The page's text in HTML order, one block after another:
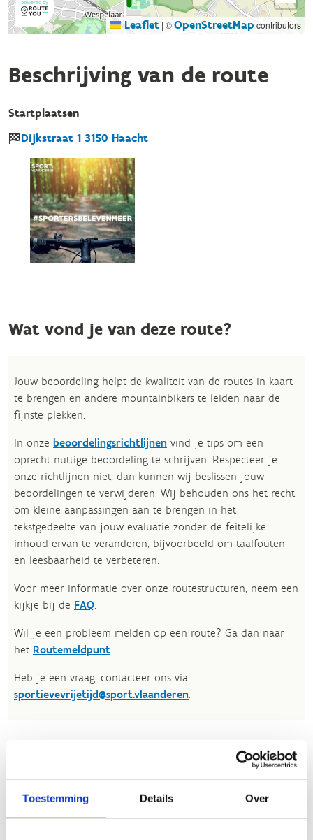
Toestemming Details Over
Leaflet | ©OpenStreetMap contributors
Beschrijving van de route
Startplaatsen
Dijkstraat 1 3150 Haacht
Wat vond je van deze route?
Jouw beoordeling helpt de kwaliteit van de routes in kaart
te brengen en andere mountainbikers te leiden naar de
fijnste plekken.
In onze beoordelingsrichtlijnen vind je tips om een
oprecht nuttige beoordeling te schrijven. Respecteer je
onze richtlijnen niet, dan kunnen wij beslissen jouw
beoordelingen te verwijderen. Wij behouden ons het recht
om kleine aanpassingen aan te brengen in het
tekstgedeelte van jouw evaluatie zonder de feitelijke
inhoud ervan te veranderen, bijvoorbeeld om taalfouten
en leesbaarheid te verbeteren.​
Voor meer informatie over onze routestructuren, neem een
kijkje bij de FAQ.
Wil je een probleem melden op een route? Ga dan naar
het Routemeldpunt.
Heb je een vraag, contacteer ons via
sportievevrijetijd@sport.vlaanderen.​
slecht